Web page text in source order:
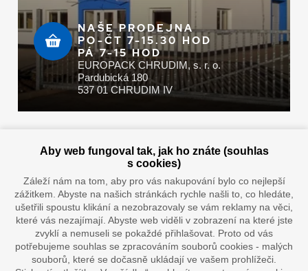
NAŠE PRODEJNA
PO-ČT 7-15.30 HOD
PÁ 7-15 HOD
EUROPACK CHRUDIM, s. r. o.
Pardubická 180
537 01 CHRUDIM IV
Doprava vaším oblíbeným dopravcem
Aby web fungoval tak, jak ho znáte (souhlas
s cookies)
Záleží nám na tom, aby pro vás nakupování bylo co nejlepší
zážitkem. Abyste na našich stránkách rychle našli to, co hledáte,
ušetřili spoustu klikání a nezobrazovaly se vám reklamy na věci,
které vás nezajímají. Abyste web viděli v zobrazení na které jste
zvyklí a nemuseli se pokaždé přihlašovat. Proto od vás
potřebujeme souhlas se zpracováním souborů cookies - malých
souborů, které se dočasně ukládají ve vašem prohlížeči.